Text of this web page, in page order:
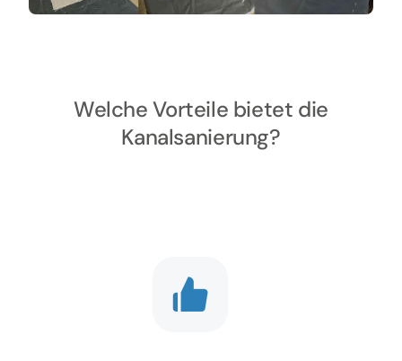
Welche Vorteile bietet die
Kanalsanierung?